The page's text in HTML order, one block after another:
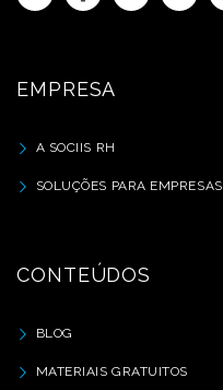
EMPRESA
A SOCIIS RH
SOLUÇÕES PARA EMPRESAS
CONTEÚDOS
BLOG
MATERIAIS GRATUITOS